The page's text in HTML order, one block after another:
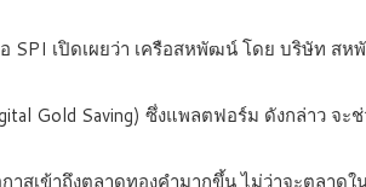
SPI เปิดเผยว่า เครือสหพัฒน์ โดย บริษัท ส
Gold Saving) ซึ่งแพลตฟอร์ม ดังกล่าว จะ